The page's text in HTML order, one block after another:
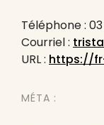
Téléphone :
Courriel :
URL : https://
MÉTA :